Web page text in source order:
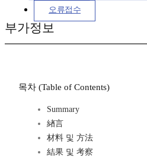
오류접수
부가정보
목차 (Table of Contents)
Summary
緖言
材料 및 方法
結果 및 考察